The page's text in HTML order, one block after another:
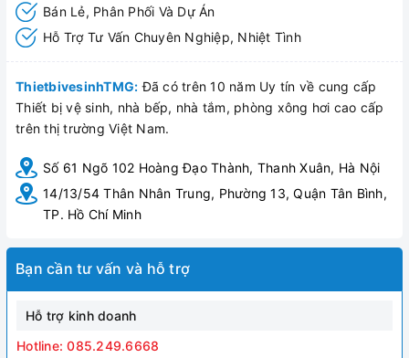
Bán Lẻ, Phân Phối Và Dự Án
Hỗ Trợ Tư Vấn Chuyên Nghiệp, Nhiệt Tình
ThietbivesinhTMG: Đã có trên 10 năm Uy tín về cung cấp
Thiết bị vệ sinh, nhà bếp, nhà tắm, phòng xông hơi cao cấp
trên thị trường Việt Nam.
Số 61 Ngõ 102 Hoàng Đạo Thành, Thanh Xuân, Hà Nội
14/13/54 Thân Nhân Trung, Phường 13, Quận Tân Bình,
TP. Hồ Chí Minh
Bạn cần tư vấn và hỗ trợ
Hỗ trợ kinh doanh
Hotline: 085.249.6668